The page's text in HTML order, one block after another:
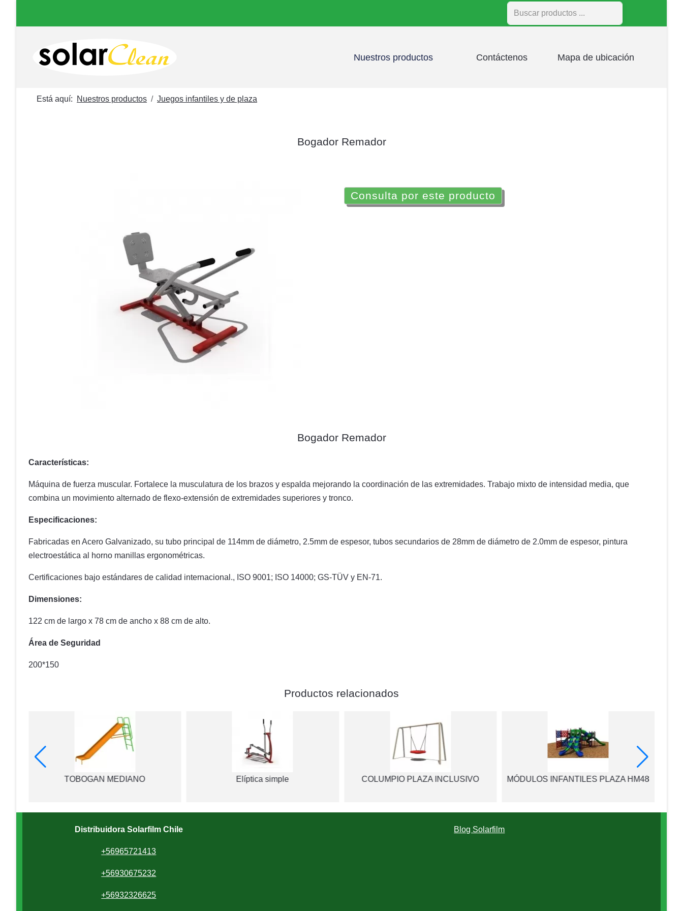
Buscar
Nuestros productos Contáctenos Mapa de ubicación
Está aquí: Nuestros productos Juegos infantiles y de plaza
Bogador Remador
Consulta por este producto
Bogador Remador
Características:
Máquina de fuerza muscular. Fortalece la musculatura de los brazos y espalda mejorando la coordinación de las extremidades. Trabajo mixto de intensidad media, que
combina un movimiento alternado de flexo-extensión de extremidades superiores y tronco.
Especificaciones:
Fabricadas en Acero Galvanizado, su tubo principal de 114mm de diámetro, 2.5mm de espesor, tubos secundarios de 28mm de diámetro de 2.0mm de espesor, pintura
electroestática al horno manillas ergonométricas.
Certificaciones bajo estándares de calidad internacional., ISO 9001; ISO 14000; GS-TÜV y EN-71.
Dimensiones:
122 cm de largo x 78 cm de ancho x 88 cm de alto.
Área de Seguridad
200*150
Productos relacionados
TOBOGAN MEDIANO Elíptica simple COLUMPIO PLAZA INCLUSIVO MÓDULOS INFANTILES PLAZA HM48
Distribuidora Solarfilm Chile
+56965721413
+56930675232
+56932326625
Blog Solarfilm